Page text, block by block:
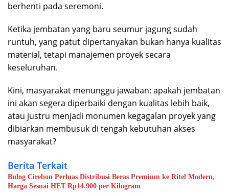
berhenti pada seremoni.
Ketika jembatan yang baru seumur jagung sudah
runtuh, yang patut dipertanyakan bukan hanya kualitas
material, tetapi manajemen proyek secara
keseluruhan.
Kini, masyarakat menunggu jawaban: apakah jembatan
ini akan segera diperbaiki dengan kualitas lebih baik,
atau justru menjadi monumen kegagalan proyek yang
dibiarkan membusuk di tengah kebutuhan akses
masyarakat?
Berita Terkait
Bulog Cirebon Perluas Distribusi Beras Premium ke Ritel Modern,
Harga Sesuai HET Rp14.900 per Kilogram